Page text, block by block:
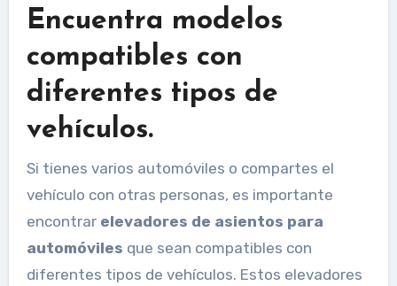
Encuentra modelos
compatibles con
diferentes tipos de
vehículos.
Si tienes varios automóviles o compartes el
vehículo con otras personas, es importante
encontrar elevadores de asientos para
automóviles que sean compatibles con
diferentes tipos de vehículos. Estos elevadores